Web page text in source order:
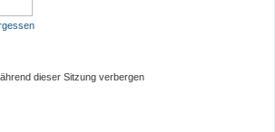
dieser Sitzung verbergen